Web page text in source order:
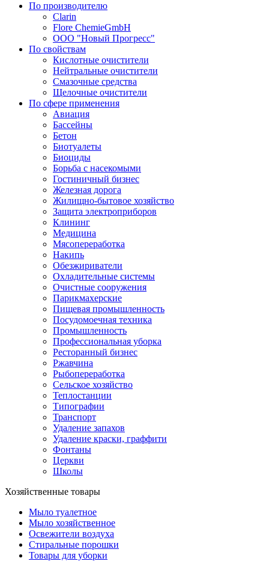
По производителю
Clarin
Flore ChemieGmbH
ООО "Новый Прогресс"
По свойствам
Кислотные очистители
Нейтральные очистители
Смазочные средства
Щелочные очистители
По сфере применения
Авиация
Бассейны
Бетон
Биотуалеты
Биоциды
Борьба с насекомыми
Гостиничный бизнес
Железная дорога
Жилищно-бытовое хозяйство
Защита электроприборов
Клининг
Медицина
Мясопереработка
Накипь
Обезжириватели
Охладительные системы
Очистные сооружения
Парикмахерские
Пищевая промышленность
Посудомоечная техника
Промышленность
Профессиональная уборка
Ресторанный бизнес
Ржавчина
Рыбопереработка
Сельское хозяйство
Теплостанции
Типографии
Транспорт
Удаление запахов
Удаление краски, граффити
Фонтаны
Церкви
Школы
Хозяйственные товары
Мыло туалетное
Мыло хозяйственное
Освежители воздуха
Стиральные порошки
Товары для уборки